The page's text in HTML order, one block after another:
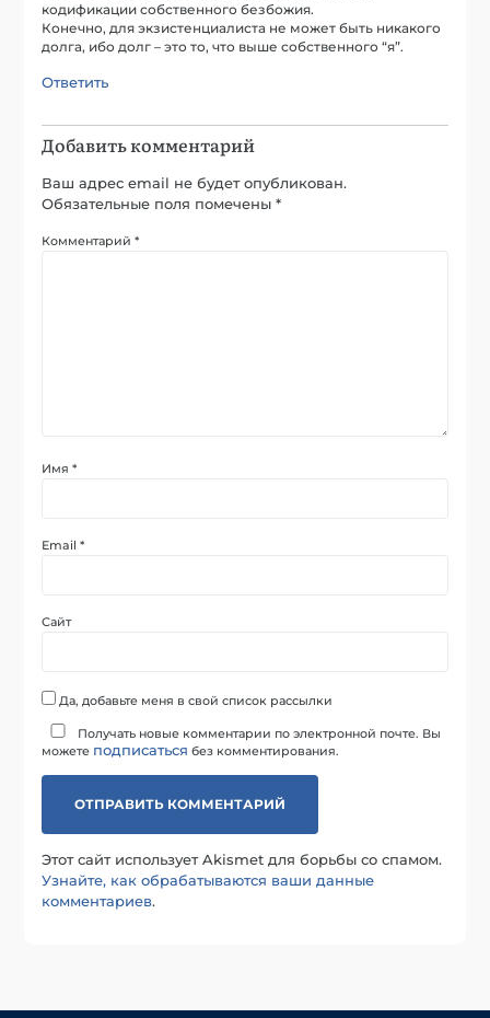
кодификации собственного безбожия.
Конечно, для экзистенциалиста не может быть никакого
долга, ибо долг – это то, что выше собственного “я”.
Ответить
Добавить комментарий
Ваш адрес email не будет опубликован.
Обязательные поля помечены*
Комментарий*
Имя*
Email*
Сайт
Да, добавьте меня в свой список рассылки
Получать новые комментарии по электронной почте. Вы
можете подписаться без комментирования.
Этот сайт использует Akismet для борьбы со спамом.
Узнайте, как обрабатываются ваши данные
комментариев.